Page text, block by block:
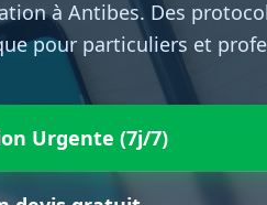
à Antibes. Des
pour particuliers et
Urgente (7j/7)